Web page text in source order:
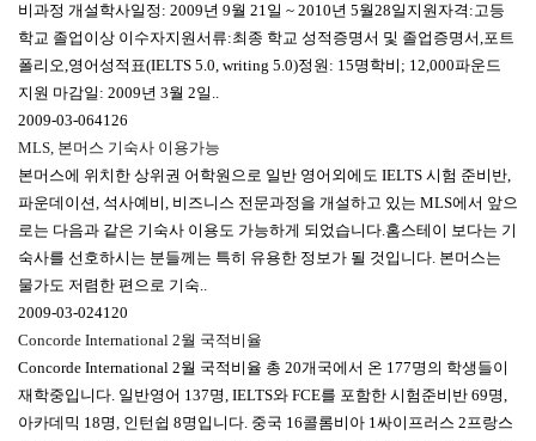
비과정 개설학사일정: 2009년 9월 21일 ~ 2010년 5월28일지원자격:고등
학교 졸업이상 이수자지원서류:최종 학교 성적증명서 및 졸업증명서,포트
폴리오,영어성적표(IELTS 5.0, writing 5.0)정원: 15명학비; 12,000파운드
지원 마감일: 2009년 3월 2일..
2009-03-064126
MLS, 본머스 기숙사 이용가능
본머스에 위치한 상위권 어학원으로 일반 영어외에도 IELTS 시험 준비반,
파운데이션, 석사예비, 비즈니스 전문과정을 개설하고 있는 MLS에서 앞으
로는 다음과 같은 기숙사 이용도 가능하게 되었습니다.홈스테이 보다는 기
숙사를 선호하시는 분들께는 특히 유용한 정보가 될 것입니다. 본머스는
물가도 저렴한 편으로 기숙..
2009-03-024120
Concorde International 2월 국적비율
Concorde International 2월 국적비율 총 20개국에서 온 177명의 학생들이
재학중입니다. 일반영어 137명, IELTS와 FCE를 포함한 시험준비반 69명,
아카데믹 18명, 인턴쉽 8명입니다. 중국 16콜롬비아 1싸이프러스 2프랑스